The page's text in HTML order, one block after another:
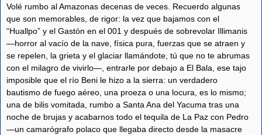
Volé rumbo al Amazonas decenas de veces. Recuerdo algunas
que son memorables, de rigor: la vez que bajamos con el
“Huallpo” y el Gastón en el 001 y después de sobrevolar Illimanis
—horror al vacío de la nave, física pura, fuerzas que se atraen y
se repelen, la grieta y el glaciar llamándote, tú que no te abrumas
con el milagro de vivirlo—, entrarle por debajo a El Bala, ese tajo
imposible que el río Beni le hizo a la sierra: un verdadero
bautismo de fuego aéreo, una proeza o una locura, es lo mismo;
una de bilis vomitada, rumbo a Santa Ana del Yacuma tras una
noche de brujas y acabarnos todo el tequila de La Paz con Pedro
—un camarógrafo polaco que llegaba directo desde la masacre